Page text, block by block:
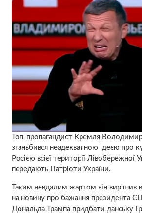
Топ-пропагандист Кремля
зганьбився неадекватною ідеєю про
Росією всієї території Лівобережної
передають Патріоти України.
Таким невдалим жартом він вирішив
на новину про бажання президента
Дональда Трампа придбати данську